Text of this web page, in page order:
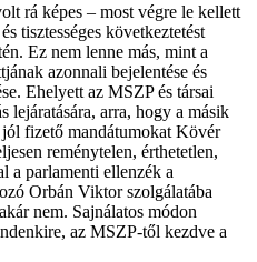
rá képes – most végre le kellett
tisztességes következtetést
Ez nem lenne más, mint a
azonnali bejelentése és
Ehelyett az MSZP és társai
lejáratására, arra, hogy a másik
fizető mandátumokat Kövér
reménytelen, érthetetlen,
a parlamenti ellenzék a
Orbán Viktor szolgálatába
nem. Sajnálatos módon
az MSZP-től kezdve a